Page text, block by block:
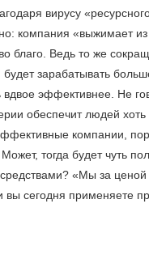
вирусу
компания «выжимает
благо. Ведь то же
зарабатывать
вдвое эффективнее. Не
обеспечит людей хоть
компании,
тогда будет чуть
«Мы за
вы сегодня применяете